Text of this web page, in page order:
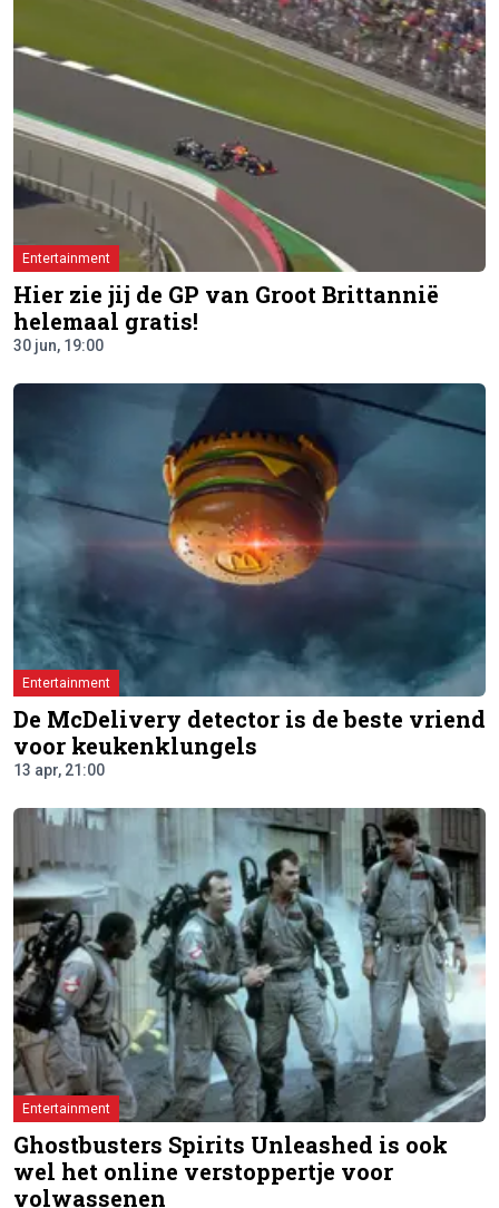
Entertainment
Hier zie jij de GP van Groot Brittannië
helemaal gratis!
30 jun, 19:00
Entertainment
De McDelivery detector is de beste vriend
voor keukenklungels
13 apr, 21:00
Entertainment
Ghostbusters Spirits Unleashed is ook
wel het online verstoppertje voor
volwassenen